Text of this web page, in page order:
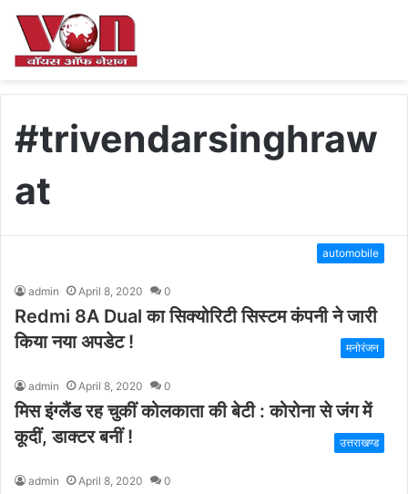
#trivendarsinghraw
at
automobile
admin April 8, 2020 0
Redmi 8A Dual का सिक्योरिटी सिस्टम कंपनी ने जारी
किया नया अपडेट !
मनोरंजन
admin April 8, 2020 0
मिस इंग्‍लैंड रह चुकीं कोलकाता की बेटी : कोरोना से जंग में
कूदीं, डाक्‍टर बनीं !
उत्तराखण्ड
admin April 8, 2020 0